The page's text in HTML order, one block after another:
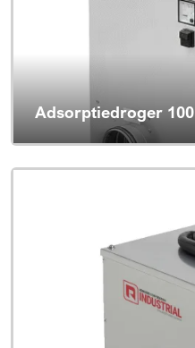
Adsorptiedroger 100